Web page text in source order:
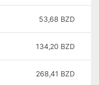
53,68 BZD
134,20 BZD
268,41 BZD